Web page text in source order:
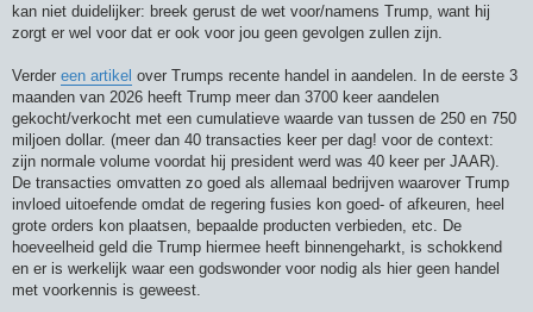
kan niet duidelijker: breek gerust de wet voor/namens Trump, want hij
zorgt er wel voor dat er ook voor jou geen gevolgen zullen zijn.
Verder een artikel over Trumps recente handel in aandelen. In de eerste 3
maanden van 2026 heeft Trump meer dan 3700 keer aandelen
gekocht/verkocht met een cumulatieve waarde van tussen de 250 en 750
miljoen dollar. (meer dan 40 transacties keer per dag! voor de context:
zijn normale volume voordat hij president werd was 40 keer per JAAR).
De transacties omvatten zo goed als allemaal bedrijven waarover Trump
invloed uitoefende omdat de regering fusies kon goed- of afkeuren, heel
grote orders kon plaatsen, bepaalde producten verbieden, etc. De
hoeveelheid geld die Trump hiermee heeft binnengeharkt, is schokkend
en er is werkelijk waar een godswonder voor nodig als hier geen handel
met voorkennis is geweest.